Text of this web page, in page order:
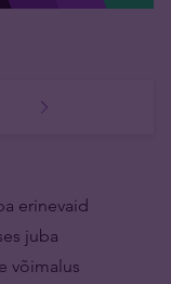
erinevaid
juba
võimalus